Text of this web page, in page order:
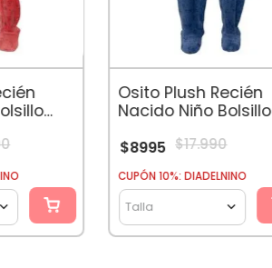
Osito Plush Recién
Nacido Niño Bolsillo
$8995 $17.990
CUPÓN 10%: DIADELNINO
Talla